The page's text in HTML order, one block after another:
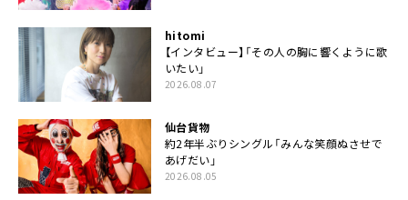
hitomi
【インタビュー】「その人の胸に響くように歌
いたい」
2026.08.07
仙台貨物
約2年半ぶりシングル「みんな笑顔ぬさせで
あげだい」
2026.08.05